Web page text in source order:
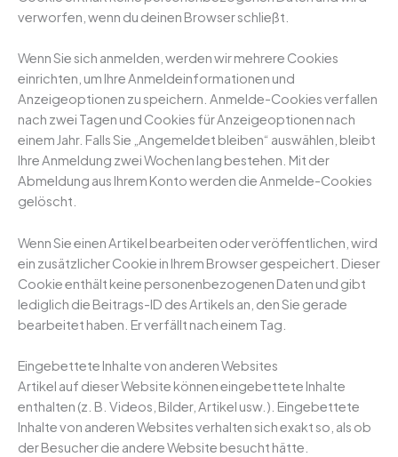
verworfen, wenn du deinen Browser schließt.
Wenn Sie sich anmelden, werden wir mehrere Cookies
einrichten, um Ihre Anmeldeinformationen und
Anzeigeoptionen zu speichern. Anmelde-Cookies verfallen
nach zwei Tagen und Cookies für Anzeigeoptionen nach
einem Jahr. Falls Sie „Angemeldet bleiben“ auswählen, bleibt
Ihre Anmeldung zwei Wochen lang bestehen. Mit der
Abmeldung aus Ihrem Konto werden die Anmelde-Cookies
gelöscht.
Wenn Sie einen Artikel bearbeiten oder veröffentlichen, wird
ein zusätzlicher Cookie in Ihrem Browser gespeichert. Dieser
Cookie enthält keine personenbezogenen Daten und gibt
lediglich die Beitrags-ID des Artikels an, den Sie gerade
bearbeitet haben. Er verfällt nach einem Tag.
Eingebettete Inhalte von anderen Websites
Artikel auf dieser Website können eingebettete Inhalte
enthalten (z. B. Videos, Bilder, Artikel usw.). Eingebettete
Inhalte von anderen Websites verhalten sich exakt so, als ob
der Besucher die andere Website besucht hätte.